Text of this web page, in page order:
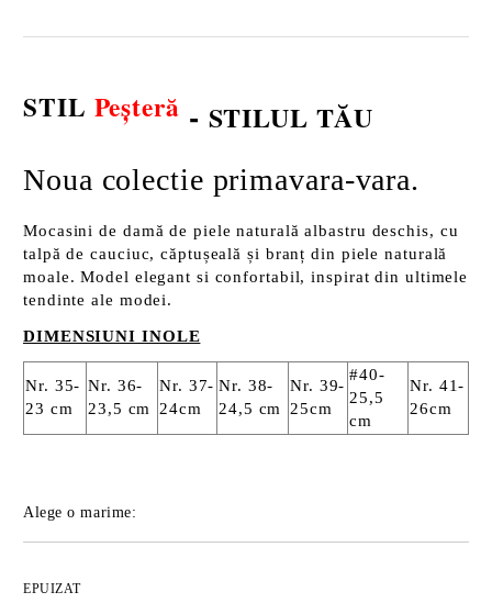
STIL Peșteră - STILUL TĂU
Noua colectie primavara-vara.
Mocasini de damă de piele naturală albastru deschis, cu
talpă de cauciuc, căptușeală și branț din piele naturală
moale. Model elegant si confortabil, inspirat din ultimele
tendinte ale modei.
DIMENSIUNI INOLE
Nr. 35-
23 cm
Nr. 36-
23,5 cm
Nr. 37-
24cm
Nr. 38-
24,5 cm
Nr. 39-
25cm
#40-
25,5
cm
Nr. 41-
26cm
Alege o marime:
EPUIZAT